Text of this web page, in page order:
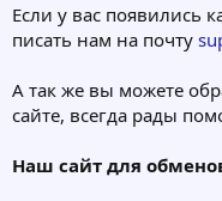
Если у вас появились
писать нам на почту
А так же вы можете
сайте, всегда рады
Наш сайт для